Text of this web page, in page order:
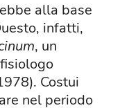
alla base
infatti,
, un
Costui
nel periodo